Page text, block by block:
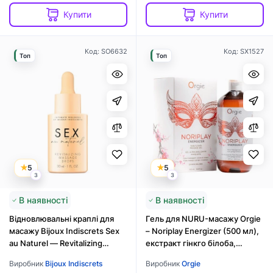
Купити Купити
Код: SO6632
5
3
Топ
В наявності
Відновлювальні краплі для
масажу Bijoux Indiscrets Sex
au Naturel — Revitalizing
Виробник Bijoux Indiscrets
Код: SX1527
5
3
Топ
В наявності
Гель для NURU-масажу Orgie
– Noriplay Energizer (500 мл),
екстракт гінкго білоба,
Виробник Orgie